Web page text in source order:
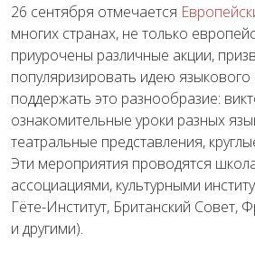
26 сентября отмечается
многих странах, не только
приурочены различные акции,
популяризировать идею
поддержать это разнообразие:
ознакомительные уроки разных
театральные представления,
Эти мероприятия проводятся
ассоциациями, культурными
Гёте-Институт, Британский Совет,
и другими).